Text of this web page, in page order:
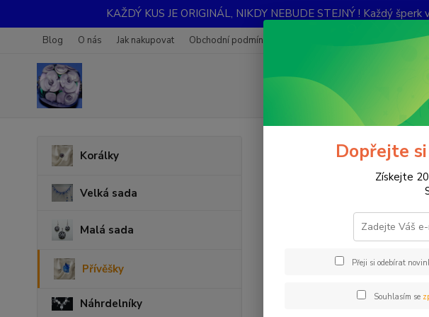
KAŽDÝ KUS JE ORIGINÁL, NIKDY NEBUDE STEJNÝ ! Každý
Blog O nás Jak nakupovat Obchodní podmínky Kontakty
Korálky
Velká sada
Malá sada
Přívěšky
Náhrdelníky
Přívěšky Přívěšek
Dopřejte
Získejte
Přeji si odebírat
Souhlasím se